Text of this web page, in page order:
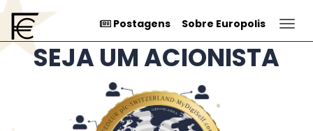
Postagens Sobre Europolis
SEJA UM ACIONISTA